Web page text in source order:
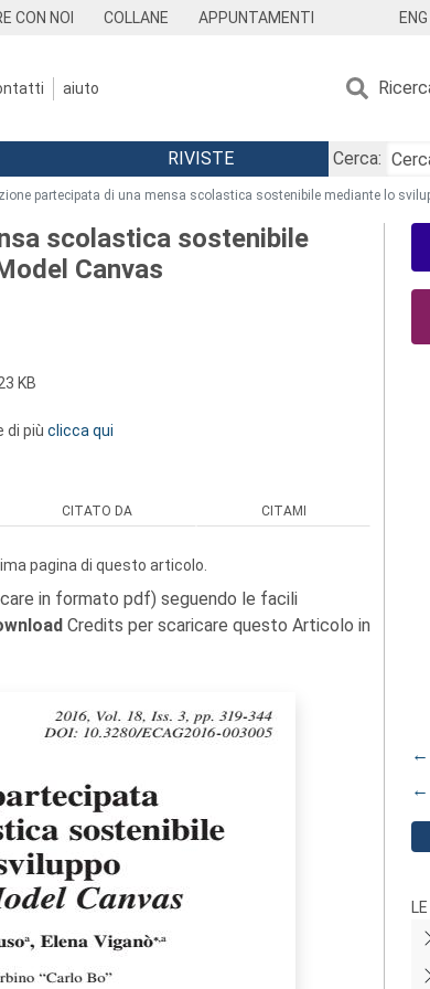
CON NOI COLLANE APPUNTAMENTI ENG
aiuto
RIVISTE
Cerca:
partecipata di una mensa scolastica sostenibile mediante lo
scolastica sostenibile
Canvas
KB
di più clicca qui
CITATO DA CITAMI
pagina di questo articolo.
in formato pdf) seguendo le facili
Credits per scaricare questo Articolo in
←
←